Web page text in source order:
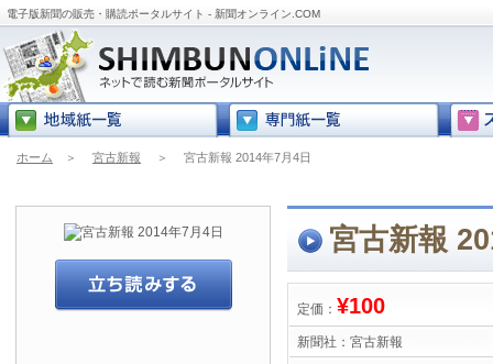
電子版新聞の販売・購読ポータルサイト - 新聞オンライン.COM
ホーム ＞ 宮古新報 ＞ 宮古新報 2014年7月4日
宮古新報
定価： ¥100
新聞社： 宮古新報